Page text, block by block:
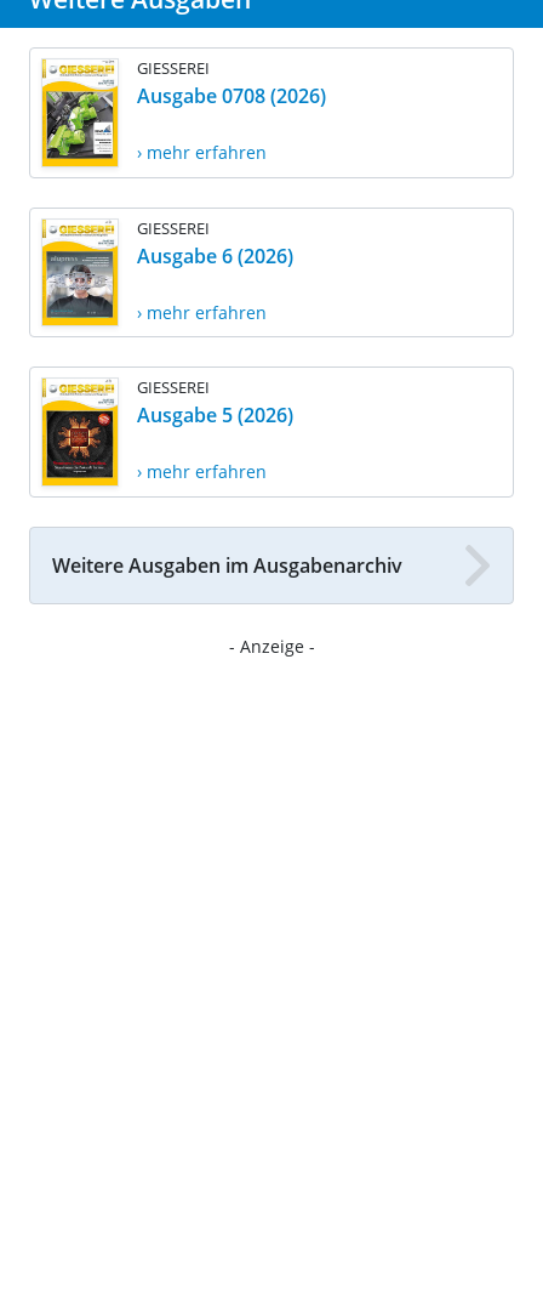
GIESSEREI
Ausgabe 0708 (2026)
› mehr erfahren
GIESSEREI
Ausgabe 6 (2026)
› mehr erfahren
GIESSEREI
Ausgabe 5 (2026)
› mehr erfahren
Weitere Ausgaben im Ausgabenarchiv
- Anzeige -